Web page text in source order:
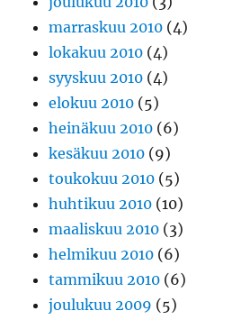
marraskuu 2010 (4)
lokakuu 2010 (4)
syyskuu 2010 (4)
elokuu 2010 (5)
heinäkuu 2010 (6)
kesäkuu 2010 (9)
toukokuu 2010 (5)
huhtikuu 2010 (10)
maaliskuu 2010 (3)
helmikuu 2010 (6)
tammikuu 2010 (6)
joulukuu 2009 (5)